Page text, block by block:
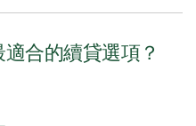
合的續貸選項？